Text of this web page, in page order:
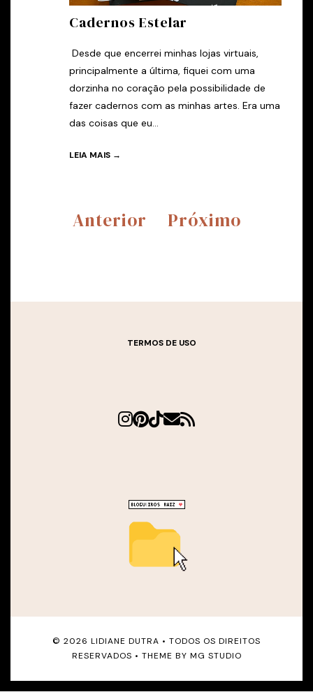
Cadernos Estelar
Desde que encerrei minhas lojas virtuais,
principalmente a última, fiquei com uma
dorzinha no coração pela possibilidade de
fazer cadernos com as minhas artes. Era uma
das coisas que eu...
LEIA MAIS →
Anterior Próximo
TERMOS DE USO
© 2026 LIDIANE DUTRA • TODOS OS DIREITOS
RESERVADOS • THEME BY MG STUDIO